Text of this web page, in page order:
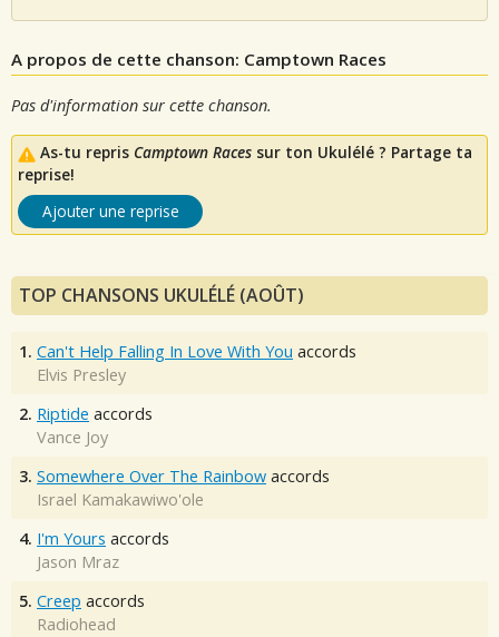
A propos de cette chanson: Camptown Races
Pas d'information sur cette chanson.
As-tu repris Camptown Races sur ton Ukulélé ? Partage ta
reprise!
Ajouter une reprise
TOP CHANSONS UKULÉLÉ (AOÛT)
1. Can't Help Falling In Love With You accords
Elvis Presley
2. Riptide accords
Vance Joy
3. Somewhere Over The Rainbow accords
Israel Kamakawiwo'ole
4. I'm Yours accords
Jason Mraz
5. Creep accords
Radiohead